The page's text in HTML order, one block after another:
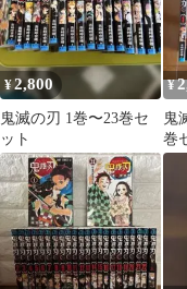
¥2,800
鬼滅の刃 1巻〜23巻セ
ット
¥
鬼
巻